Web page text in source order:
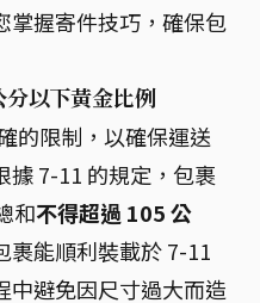
掌握寄件技巧，確保包
分以下黃金比例
的限制，以確保運送
據 7-11 的規定，包裹
和不得超過 105 公
裹能順利裝載於 7-11
中避免因尺寸過大而造